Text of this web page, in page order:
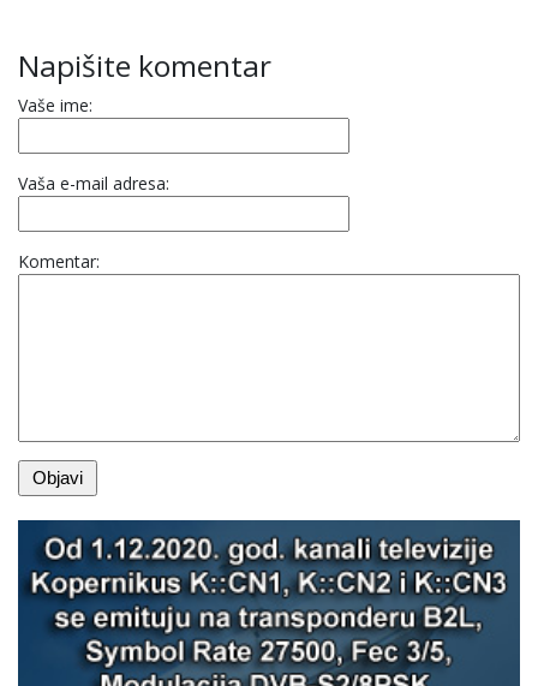
Napišite komentar
Vaše ime:
Vaša e-mail adresa:
Komentar: